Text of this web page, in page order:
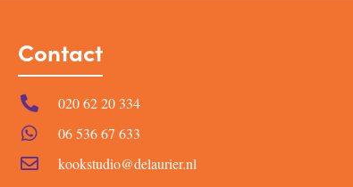
Contact
020 62 20 334
06 536 67 633
kookstudio@delaurier.nl